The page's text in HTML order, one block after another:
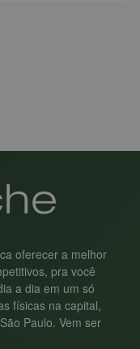
oferecer a melhor
pra você
a dia em um só
físicas na capital,
Paulo. Vem ser